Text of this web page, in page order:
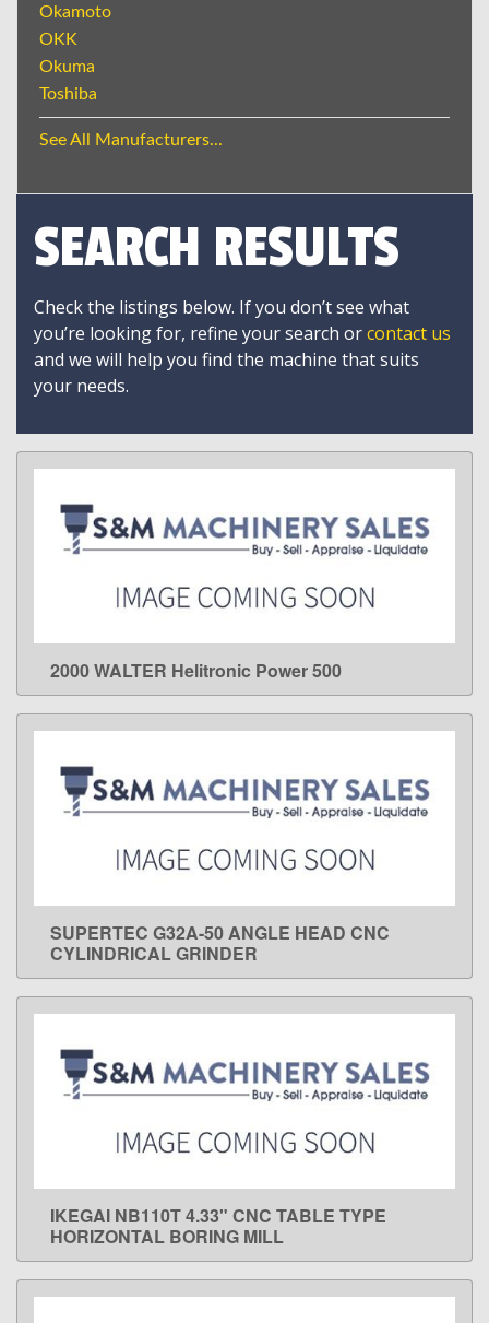
Okamoto
OKK
Okuma
Toshiba
See All Manufacturers...
SEARCH RESULTS
Check the listings below. If you don’t see what
you’re looking for, refine your search orcontact us
and we will help you find the machine that suits
your needs.
LEARN MORE
2000 WALTER Helitronic Power 500
LEARN MORE
SUPERTEC G32A-50 ANGLE HEAD CNC
CYLINDRICAL GRINDER
LEARN MORE
IKEGAI NB110T 4.33" CNC TABLE TYPE
HORIZONTAL BORING MILL